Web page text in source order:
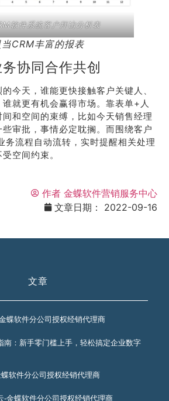
软件系统客户拜访分析表
当CRM丰富的报表
协同合作共创
今天，谁能更快接触客户关键人、
就更有机会赢得市场。靠表单+人
和空间的束缚，比如今天销售经理
审批，事情必定耽搁。而围绕客户
务流程自动流转，实时提醒相关处理
空间约束。
作者 金蝶软件营销服务中心
文章日期：
2022-09-16
文章
蝶软件分公司授权经销代理商
南：新手零门槛上手，轻松搞定企业数字
软件分公司授权经销代理商
-金蝶软件分公司授权经销代理商